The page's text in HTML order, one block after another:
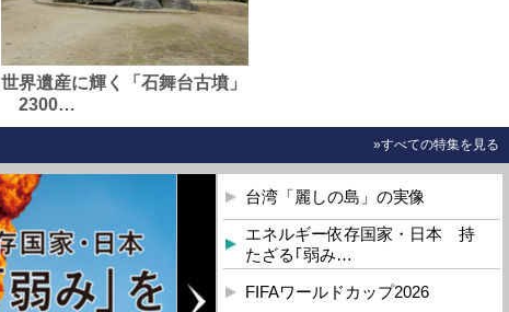
世界遺産に輝く「石舞台古墳」
2300…
»すべての特集を見る
台湾「麗しの島」の実像
エネルギー依存国家・日本 持
たざる｢弱み…
FIFAワールドカップ2026